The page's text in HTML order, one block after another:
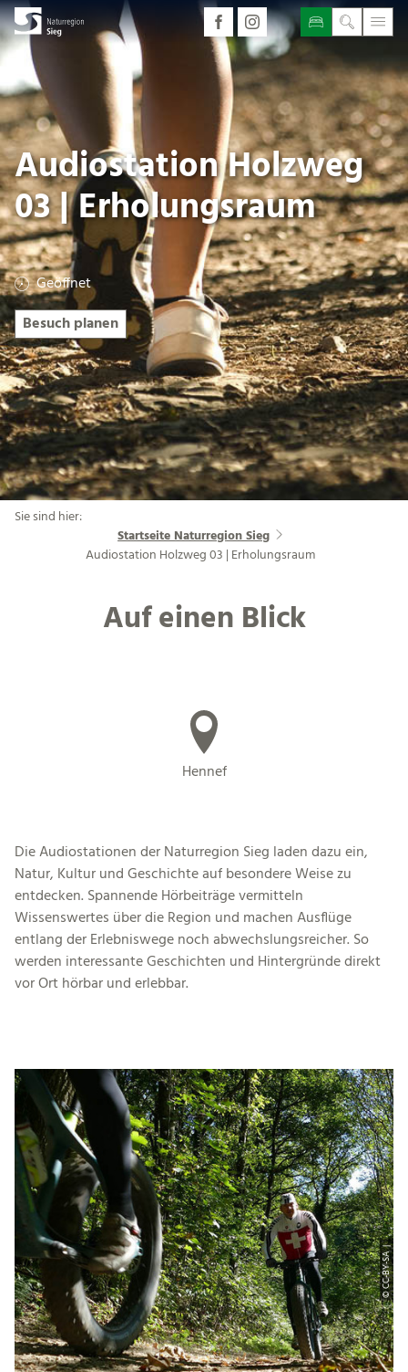
Audiostation Holzweg
03 | Erholungsraum
Geöffnet
Besuch planen
Sie sind hier:
Startseite Naturregion Sieg
Audiostation Holzweg 03 | Erholungsraum
Auf einen Blick
Hennef
Die Audiostationen der Naturregion Sieg laden dazu ein,
Natur, Kultur und Geschichte auf besondere Weise zu
entdecken. Spannende Hörbeiträge vermitteln
Wissenswertes über die Region und machen Ausflüge
entlang der Erlebniswege noch abwechslungsreicher. So
werden interessante Geschichten und Hintergründe direkt
vor Ort hörbar und erlebbar.
© CC-BY-SA |